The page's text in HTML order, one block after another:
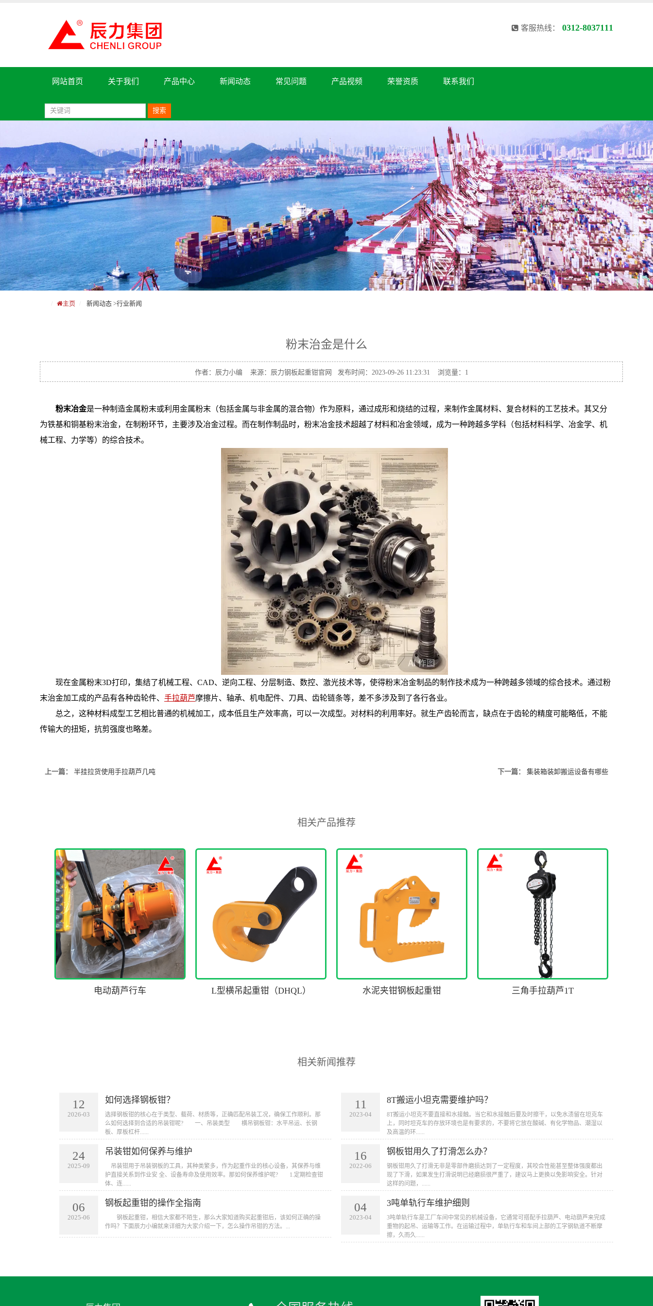
客服热线： 0312-8037111
网站首页 关于我们 产品中心 新闻动态 常见问题 产品视频 荣誉资质 联系我们
搜索
主页 新闻动态 >行业新闻
粉末治金是什么
作者：辰力小编 来源：辰力钢板起重钳官网 发布时间：2023-09-26 11:23:31 浏览量：1
粉末冶金是一种制造金属粉末或利用金属粉末（包括金属与非金属的混合物）作为原料，通过成形和烧结的过程，来制作金属材料、复合材料的工艺技术。其又分
为铁基和铜基粉末治金，在制粉环节，主要涉及冶金过程。而在制作制品时，粉末冶金技术超越了材料和冶金领域，成为一种跨越多学科（包括材料科学、冶金学、机
械工程、力学等）的综合技术。
现在金属粉末3D打印，集结了机械工程、CAD、逆向工程、分层制造、数控、激光技术等，使得粉末冶金制品的制作技术成为一种跨越多领域的综合技术。通过粉
末治金加工成的产品有各种齿轮件、 手拉葫芦摩擦片、轴承、机电配件、刀具、齿轮链条等，差不多涉及到了各行各业。
总之，这种材料成型工艺相比普通的机械加工，成本低且生产效率高，可以一次成型。对材料的利用率好。就生产齿轮而言，缺点在于齿轮的精度可能略低，不能
传输大的扭矩，抗剪强度也略差。
上一篇： 半挂拉货使用手拉葫芦几吨 下一篇： 集装箱装卸搬运设备有哪些
相关产品推荐
电动葫芦行车 L型横吊起重钳（DHQL） 水泥夹钳钢板起重钳 三角手拉葫芦1T
相关新闻推荐
12
2026-03
如何选择钢板钳？
​选择钢板钳的核心在于类型、载荷、材质等，正确匹配吊装工况，确保工作顺利。那
么如何选择到合适的吊装钳呢? 一、吊装类型 横吊钢板钳：水平吊运、长钢
板、厚板杠杆......
24
2025-09
吊装钳如何保养与维护
​ 吊装钳用于吊装钢板的工具，其种类繁多，作为起重作业的核心设备，其保养与维
护直接关系到作业安 全、设备寿命及使用效率。那如何保养维护呢? 1.定期检查钳
体、连......
06
2025-06
钢板起重钳的操作全指南
​ 钢板起重钳，相信大家都不陌生，那么大家知道购买起重钳后，该如何正确的操
作吗？下面辰力小编就来详细为大家介绍一下，怎么操作吊钳的方法。...
11
2023-04
8T搬运小坦克需要维护吗？
8T搬运小坦克不要直接和水接触。当它和水接触后要及时擦干，以免水渍留在坦克车
上，同时坦克车的存放环境也是有要求的，不要将它放在酸碱、有化学物品、潮湿以
及高温的环......
16
2022-06
钢板钳用久了打滑怎么办？
钢板钳用久了打滑无非是零部件磨损达到了一定程度，其咬合性能甚至整体强度都出
现了下滑，如果发生打滑说明已经磨损很严重了，建议马上更换以免影响安全。针对
这样的问题，......
04
2023-04
3吨单轨行车维护细则
3吨单轨行车是工厂车间中常见的机械设备，它通常可搭配手拉葫芦、电动葫芦来完成
重物的起吊、运输等工作。在运输过程中，单轨行车和车间上部的工字钢轨道不断摩
擦，久而久......